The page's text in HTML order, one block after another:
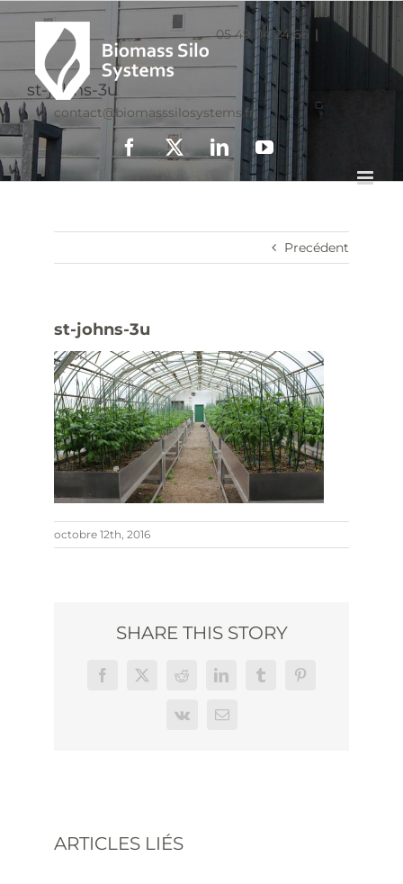
05 49 04 24 66 |
contact@biomasssilosystems.fr
Facebook
X LinkedInYouTube
st-johns-3u
Precédent
st-johns-3u
octobre 12th, 2016
SHARE THIS STORY
Facebook
X Reddit LinkedInTumblrPinterest
Vk Email
ARTICLES LIÉS